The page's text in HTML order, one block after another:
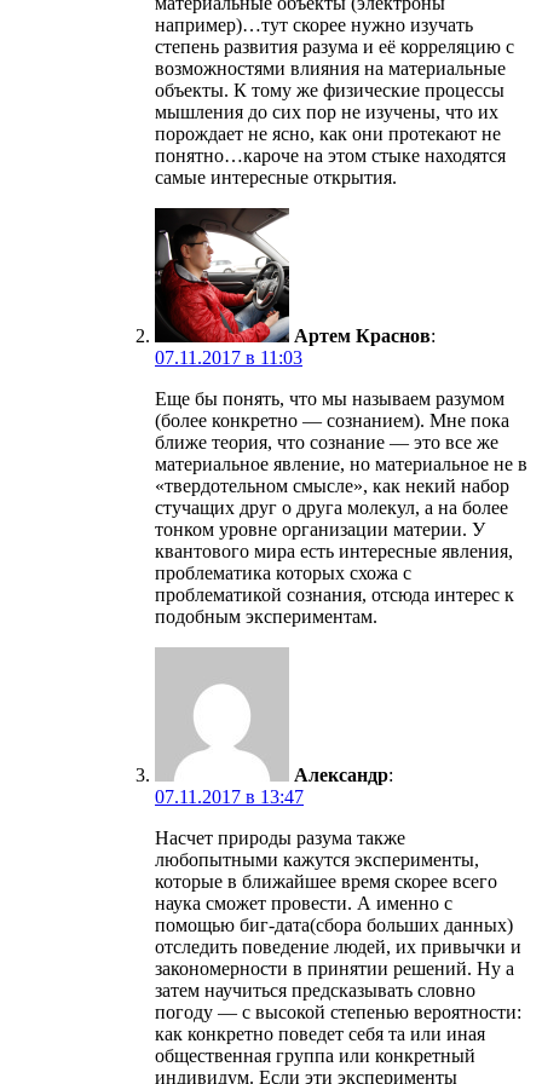
например)…тут скорее нужно изучать
степень развития разума и её корреляцию с
возможностями влияния на материальные
объекты. К тому же физические процессы
мышления до сих пор не изучены, что их
порождает не ясно, как они протекают не
понятно…кароче на этом стыке находятся
самые интересные открытия.
Артем Краснов:
07.11.2017 в 11:03
Еще бы понять, что мы называем разумом
(более конкретно — сознанием). Мне пока
ближе теория, что сознание — это все же
материальное явление, но материальное не в
«твердотельном смысле», как некий набор
стучащих друг о друга молекул, а на более
тонком уровне организации материи. У
квантового мира есть интересные явления,
проблематика которых схожа с
проблематикой сознания, отсюда интерес к
подобным экспериментам.
Александр:
07.11.2017 в 13:47
Насчет природы разума также
любопытными кажутся эксперименты,
которые в ближайшее время скорее всего
наука сможет провести. А именно с
помощью биг-дата(сбора больших данных)
отследить поведение людей, их привычки и
закономерности в принятии решений. Ну а
затем научиться предсказывать словно
погоду — с высокой степенью вероятности:
как конкретно поведет себя та или иная
общественная группа или конкретный
индивидум. Если эти эксперименты